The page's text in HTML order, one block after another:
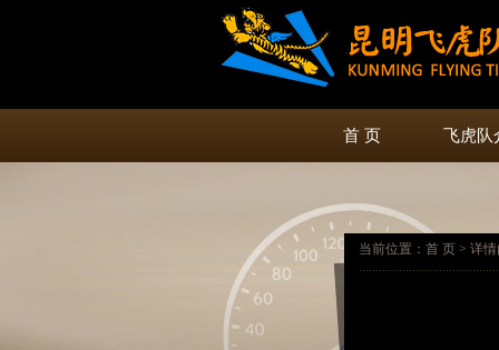
首 页 飞虎队
当前位置：首 页 > 详